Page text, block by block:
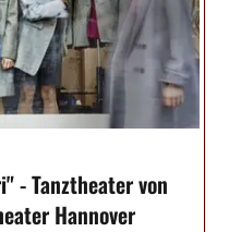
- Tanztheater von
Hannover